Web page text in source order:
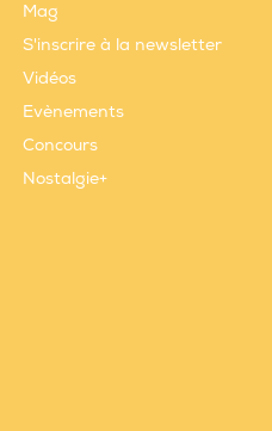
Mag
S'inscrire à la newsletter
Vidéos
Evènements
Concours
Nostalgie+